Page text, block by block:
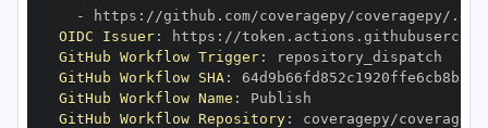
-
https :
OIDC Issuer: https :
GitHub Workflow Trigger:
GitHub Workflow SHA:
GitHub Workflow Name :
GitHub Workflow Repository: